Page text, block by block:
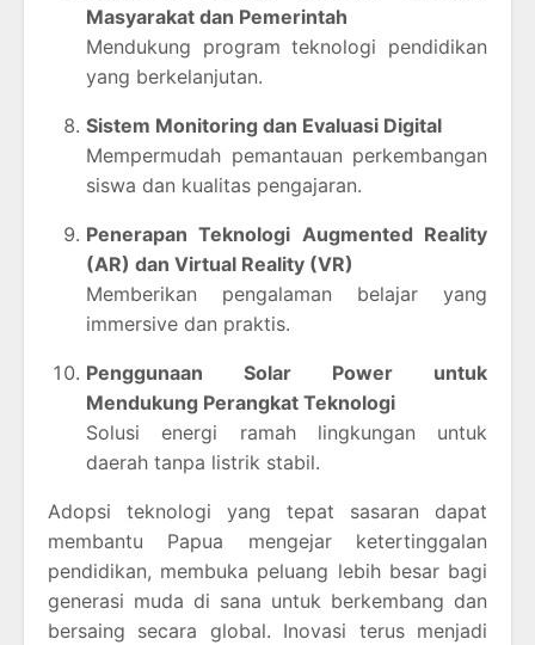
Masyarakat dan Pemerintah
Mendukung program teknologi pendidikan
yang berkelanjutan.
Sistem Monitoring dan Evaluasi Digital
Mempermudah pemantauan perkembangan
siswa dan kualitas pengajaran.
Penerapan Teknologi Augmented Reality
(AR) dan Virtual Reality (VR)
Memberikan pengalaman belajar yang
immersive dan praktis.
Penggunaan Solar Power untuk
Mendukung Perangkat Teknologi
Solusi energi ramah lingkungan untuk
daerah tanpa listrik stabil.
Adopsi teknologi yang tepat sasaran dapat
membantu Papua mengejar ketertinggalan
pendidikan, membuka peluang lebih besar bagi
generasi muda di sana untuk berkembang dan
bersaing secara global. Inovasi terus menjadi